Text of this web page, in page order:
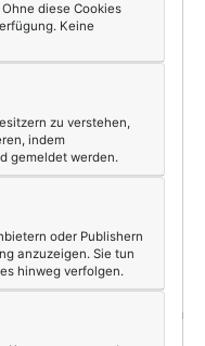
S-Wort
noch höher. (Ich
Es wird kalt. Kälter.
diese Cookies
Keine
zu verstehen,
indem
gemeldet werden.
oder Publishern
anzuzeigen. Sie tun
hinweg verfolgen.